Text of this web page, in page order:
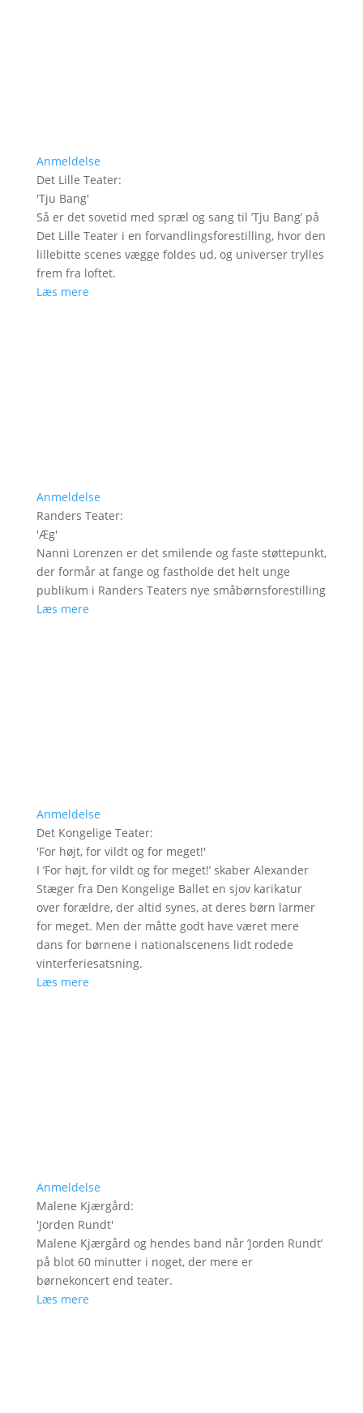
Anmeldelse
Det Lille Teater:
'Tju Bang'
Så er det sovetid med spræl og sang til ’Tju Bang’ på
Det Lille Teater i en forvandlingsforestilling, hvor den
lillebitte scenes vægge foldes ud, og universer trylles
frem fra loftet.
Læs mere
Anmeldelse
Randers Teater:
'Æg'
Nanni Lorenzen er det smilende og faste støttepunkt,
der formår at fange og fastholde det helt unge
publikum i Randers Teaters nye småbørnsforestilling
Læs mere
Anmeldelse
Det Kongelige Teater:
'For højt, for vildt og for meget!'
I ’For højt, for vildt og for meget!’ skaber Alexander
Stæger fra Den Kongelige Ballet en sjov karikatur
over forældre, der altid synes, at deres børn larmer
for meget. Men der måtte godt have været mere
dans for børnene i nationalscenens lidt rodede
vinterferiesatsning.
Læs mere
Anmeldelse
Malene Kjærgård:
'Jorden Rundt'
Malene Kjærgård og hendes band når ’Jorden Rundt’
på blot 60 minutter i noget, der mere er
børnekoncert end teater.
Læs mere